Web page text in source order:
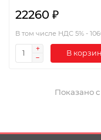
22260 ₽
В том числе НДС 5% -
В
Показано с